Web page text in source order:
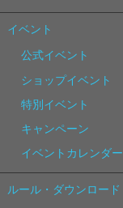
イベント
公式イベント
ショップイベント
特別イベント
キャンペーン
イベントカレンダー
ルール・ダウンロード